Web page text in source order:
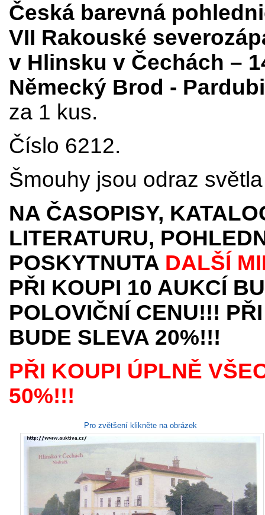
Česká barevná
VII Rakouské
v Hlinsku v Čechách –
Německý Brod -
za 1 kus.
Číslo 6212.
Šmouhy jsou odraz
NA ČASOPISY,
LITERATURU,
POSKYTNUTA DALŠÍ
PŘI KOUPI 10 AUKCÍ
POLOVIČNÍ CENU!!!
BUDE SLEVA 20%!!!
PŘI KOUPI ÚPLNĚ
50%!!!
Pro zvětšení klikněte na obrázek